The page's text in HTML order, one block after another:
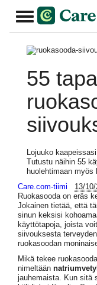
55
Lojuuko
Tutustu näihin 55
huolehtimaan myös
Care.com-tiimi
13/
Ruokasooda on eräs
Jokainen tietää, että
sinun keksisi
käyttötapoja, joista
siivouksesta
ruokasoodan
Mikä tekee
nimeltään
jauhemaista. Kun sitä